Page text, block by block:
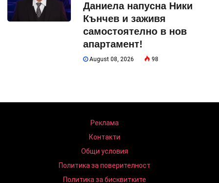
Даниела напусна Ники
Кънчев и заживя
самостоятелно в нов
апартамент!
August 08, 2026 98
Реклама
Контакти
Общи условия
Политика за поверителност
Политика за бисквитките